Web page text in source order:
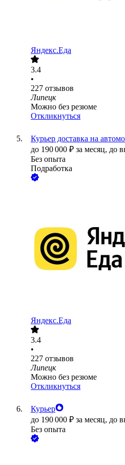
Яндекс.Еда
3.4
•
227 отзывов
Липецк
Можно без резюме
Откликнуться
Курьер доставка на
до 190 000 ₽ за месяц, до
Без опыта
Подработка
Яндекс.Еда
3.4
•
227 отзывов
Липецк
Можно без резюме
Откликнуться
Курьер
до 190 000 ₽ за месяц, до
Без опыта